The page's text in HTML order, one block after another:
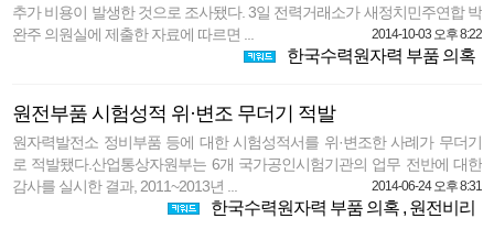
추가 비용이 발생한 것으로 조사됐다. 3일 전력거래소가 새정치민주연합 박
완주 의원실에 제출한 자료에 따르면 ...
2014-10-03 오후 8:22
한국수력원자력 부품 의혹
원전부품 시험성적 위·변조 무더기 적발
원자력발전소 정비부품 등에 대한 시험성적서를 위·변조한 사례가 무더기
로 적발됐다.산업통상자원부는 6개 국가공인시험기관의 업무 전반에 대한
감사를 실시한 결과, 2011~2013년 ...
2014-06-24 오후 8:31
한국수력원자력 부품 의혹, 원전비리